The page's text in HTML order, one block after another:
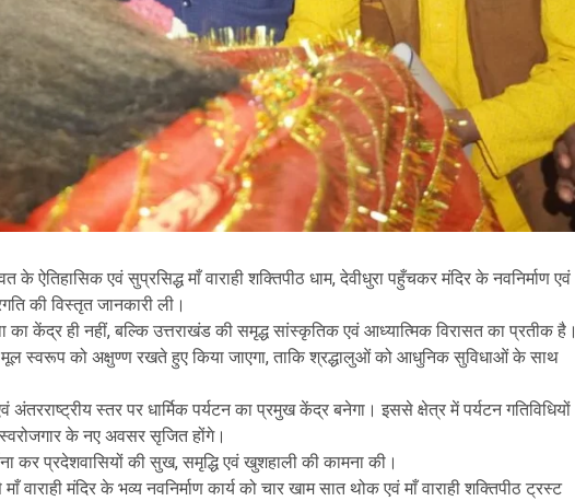
ऐतिहासिक एवं सुप्रसिद्ध माँ वाराही शक्तिपीठ धाम, देवीधुरा पहुँचकर मंदिर के नवनिर्माण एवं
की विस्तृत जानकारी ली।
का केंद्र ही नहीं, बल्कि उत्तराखंड की समृद्ध सांस्कृतिक एवं आध्यात्मिक विरासत का प्रतीक है।
मूल स्वरूप को अक्षुण्ण रखते हुए किया जाएगा, ताकि श्रद्धालुओं को आधुनिक सुविधाओं के साथ
अंतरराष्ट्रीय स्तर पर धार्मिक पर्यटन का प्रमुख केंद्र बनेगा। इससे क्षेत्र में पर्यटन गतिविधियों
के नए अवसर सृजित होंगे।
कर प्रदेशवासियों की सुख, समृद्धि एवं खुशहाली की कामना की।
मंदिर के भव्य नवनिर्माण कार्य को चार खाम सात थोक एवं माँ वाराही शक्तिपीठ ट्रस्ट